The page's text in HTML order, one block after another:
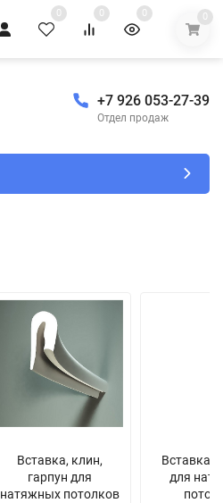
0 0 0 0
+7 926 053-27-39
Отдел продаж
Вставка, клин,
гарпун для
натяжных потолков
Вставка
для